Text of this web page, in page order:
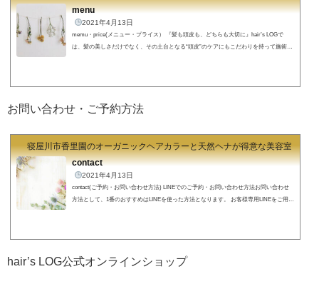
menu
2021年4月13日
memu・price(メニュー・プライス） 『髪も頭皮も、どちらも大切に』hair’s LOGで
は、髪の美しさだけでなく、その土台となる“頭皮”のケアにもこだわりを持って施術を
いを込めて、いくつかのケアメ...
お問い合わせ・ご予約方法
寝屋川市香里園のオーガニックヘアカラーと天然ヘナが得意な美容室
contact
2021年4月13日
contact(ご予約・お問い合わせ方法) LINEでのご予約・お問い合わせ方法お問い合わせ
方法として、1番のおすすめはLINEを使った方法となります。 お客様専用LINEをご用意
クで簡単に登録できま...
hair’s LOG公式オンラインショップ